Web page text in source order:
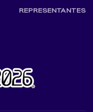
REPRESENTANTES